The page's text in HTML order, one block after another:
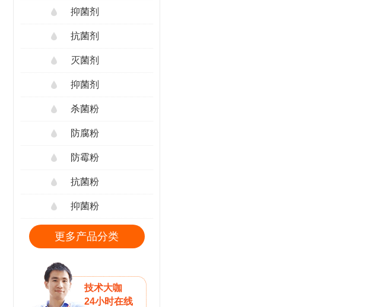
抑菌剂
抗菌剂
灭菌剂
抑菌剂
杀菌粉
防腐粉
防霉粉
抗菌粉
抑菌粉
更多产品分类
技术大咖
24小时在线